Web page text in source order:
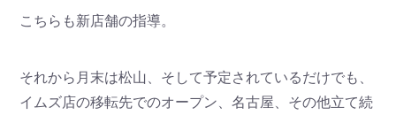
こちらも新店舗の指導。
それから月末は松山、そして予定されているだけでも、
イムズ店の移転先でのオープン、名古屋、その他立て続